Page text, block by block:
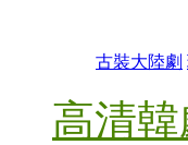
古裝大陸劇
高清韓